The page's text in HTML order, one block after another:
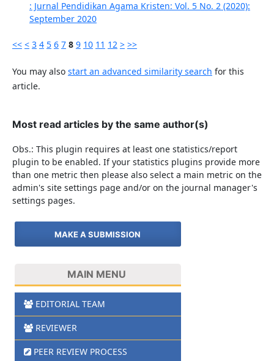
: Jurnal Pendidikan Agama Kristen: Vol. 5 No. 2 (2020):
September 2020
<< < 3 4 5 6 7 8 9 10 11 12 > >>
You may also start an advanced similarity search for this
article.
Most read articles by the same author(s)
Obs.: This plugin requires at least one statistics/report
plugin to be enabled. If your statistics plugins provide more
than one metric then please also select a main metric on the
admin's site settings page and/or on the journal manager's
settings pages.
MAKE A SUBMISSION
MAIN MENU
EDITORIAL TEAM
REVIEWER
PEER REVIEW PROCESS